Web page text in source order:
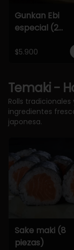
Gunkan Ebi
especial (2
$5.900
Temaki -
Rolls
ingredientes
japonesa.
Sake maki (8
piezas)